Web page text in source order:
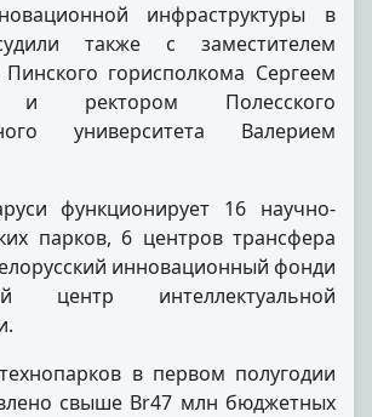
инфраструктуры в
также с заместителем
Пинского горисполкома Сергеем
и ректором Полесского
университета Валерием
функционирует 16 научно-
парков, 6 центров трансфера
инновационный фонди
центр интеллектуальной
в первом полугодии
свыше Br47 млн бюджетных